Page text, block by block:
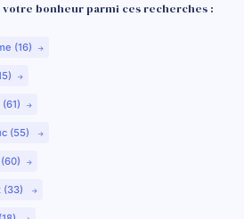
bonheur parmi ces recherches :
(16)
(55)
(33)